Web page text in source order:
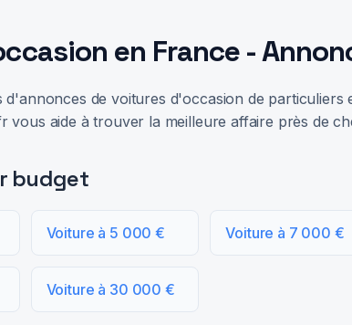
en France -
d'annonces de voitures d'occasion de
vous aide à trouver la meilleure affaire près de
budget
Voiture à 5 000 € Voiture à 7 000 €
Voiture à 30 000 €